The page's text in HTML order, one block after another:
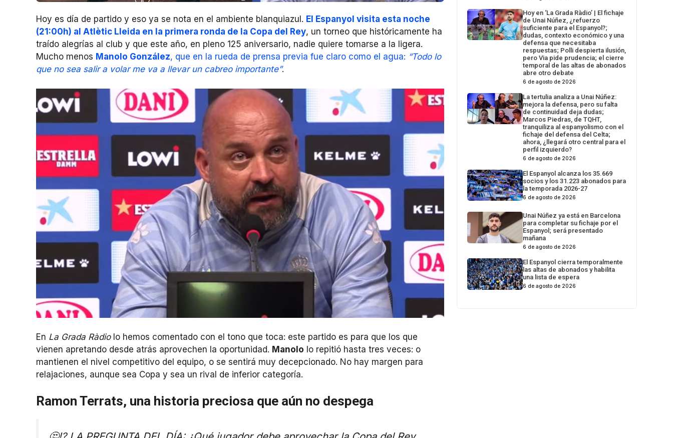
Hoy es día de partido y eso ya se nota en el ambiente blanquiazul. El Espanyol visita esta noche
(21:00h) al Atlètic Lleida en la primera ronda de la Copa del Rey, un torneo que históricamente ha
traído alegrías al club y que este año, en pleno 125 aniversario, nadie quiere tomarse a la ligera.
Mucho menos Manolo González, que en la rueda de prensa previa fue claro como el agua: “Todo lo
que no sea salir a volar me va a llevar un cabreo importante”.
En La Grada Ràdiolo hemos comentado con el tono que toca: este partido es para que los que
vienen apretando desde atrás aprovechen la oportunidad. Manolo lo repitió hasta tres veces: o
mantienen el nivel competitivo del equipo, o se sentirá muy decepcionado. No hay margen para
relajaciones, aunque sea Copa y sea un rival de inferior categoría.
Ramon Terrats, una historia preciosa que aún no despega
Hoy en ‘La Grada Ràdio’ | El fichaje
de Unai Núñez, ¿refuerzo
suficiente para el Espanyol?;
dudas, contexto económico y una
defensa que necesitaba
respuestas; Polli despierta ilusión,
pero Via pide prudencia; el cierre
temporal de las altas de abonados
abre otro debate
6 de agosto de 2026
La tertulia analiza a Unai Núñez:
mejora la defensa, pero su falta
de continuidad deja dudas;
Marcos Piedras, de TQHT,
tranquiliza al espanyolismo con el
fichaje del defensa del Celta;
ahora, ¿llegará otro central para el
perfil izquierdo?
6 de agosto de 2026
El Espanyol alcanza los 35.669
socios y los 31.223 abonados para
la temporada 2026-27
6 de agosto de 2026
Unai Núñez ya está en Barcelona
para completar su fichaje por el
Espanyol; será presentado
mañana
6 de agosto de 2026
El Espanyol cierra temporalmente
las altas de abonados y habilita
una lista de espera
6 de agosto de 2026